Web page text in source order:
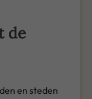
de
en steden